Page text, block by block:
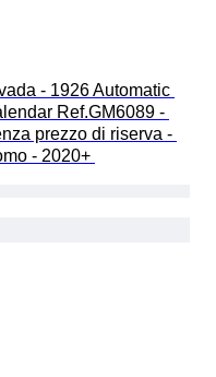
- 1926 Automatic
Ref.GM6089 -
prezzo di riserva -
- 2020+